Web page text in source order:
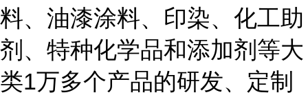
料、油漆涂料、印染、化工助
剂、特种化学品和添加剂等大
类1万多个产品的研发、定制